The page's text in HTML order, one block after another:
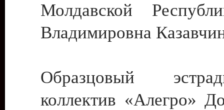
Молдавской
Владимировна
Образцовый
коллектив «Алегро»